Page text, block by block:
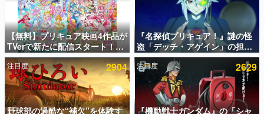
電ファミのいま読まれている記事ランキング
アプリセール情報
インタビュー
連載・特集一覧
殿堂入り記事
SNS拡散数が数千以上！ ページビュー数万以上！ などな
【無料】プリキュア映画4作品が
TVerで新たに配信スタート！な
んと2018年～2024年の映画ほぼ
すべてが見放題に、ぶっちゃけ
ありえないラインナップ
『名探偵プリキュア！』謎の怪
盗「デッチ・アゲイン」の担当
キャストは天﨑滉平さんと判
明。『Re:ゼロから始める異世
界生活』オットー役、『ヒプノ
シスマイク』山田三郎役など
注目度 2904
野球部の過酷な“補欠”を体験す
注目度 2629
『機動戦士ガンダム』の「シャ